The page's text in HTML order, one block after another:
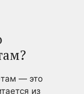
— это
из